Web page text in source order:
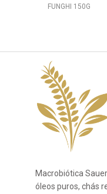
FUNGHI 150G
Macrobiótica
óleos puros, chás